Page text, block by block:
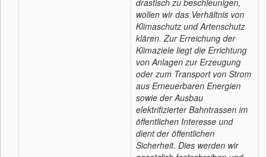
drastisch zu beschleunigen,
wollen wir das Verhältnis von
Klimaschutz und Artenschutz
klären. Zur Erreichung der
Klimaziele liegt die Errichtung
von Anlagen zur Erzeugung
oder zum Transport von Strom
aus Erneuerbaren Energien
sowie der Ausbau
elektrifizierter Bahntrassen im
öffentlichen Interesse und
dient der öffentlichen
Sicherheit. Dies werden wir